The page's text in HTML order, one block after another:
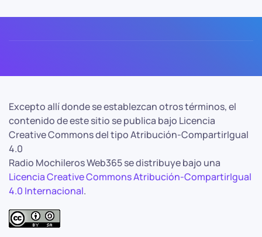
Excepto allí donde se establezcan otros términos, el
contenido de este sitio se publica bajo Licencia
Creative Commons del tipo Atribución-CompartirIgual
4.0
Radio Mochileros Web365 se distribuye bajo una
Licencia Creative Commons Atribución-CompartirIgual
4.0 Internacional.